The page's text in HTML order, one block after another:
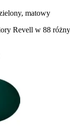
matowy
Revell w 88